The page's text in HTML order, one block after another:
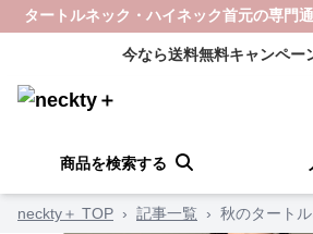
タートルネック・ハイネック首元の専門
今なら送料無料キャンペー
商品を検索する
neckty＋ TOP › 記事一覧 › 秋のタート